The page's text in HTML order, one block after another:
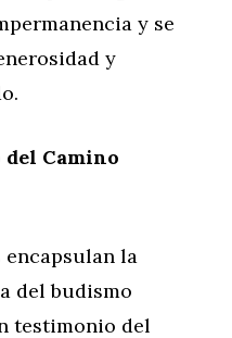
y se
y
del Camino
encapsulan la
del budismo
testimonio del